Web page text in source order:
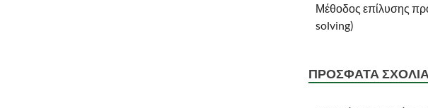
Μέθοδος επίλυσης
solving)
ΠΡΌΣΦΑΤΑ ΣΧΌΛΙΑ